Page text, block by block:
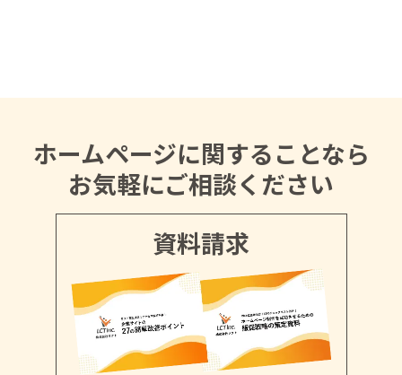
ホームページに関することなら
お気軽にご相談ください
資料請求